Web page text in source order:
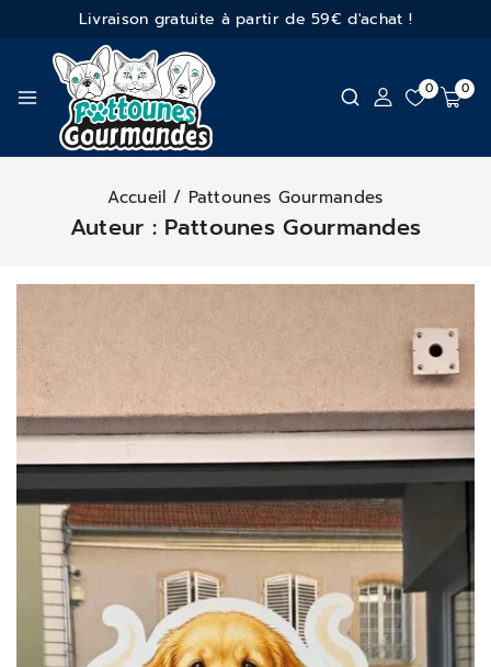
Livraison gratuite à partir de 59€ d'achat !
0 0
Accueil / Pattounes Gourmandes
Auteur : Pattounes Gourmandes